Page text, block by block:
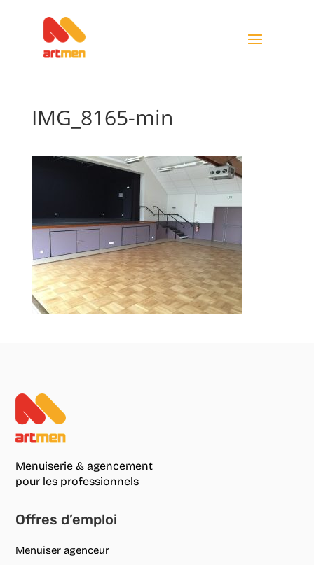
IMG_8165-min
Menuiserie & agencement
pour les professionnels
Offres d’emploi
Menuiser agenceur